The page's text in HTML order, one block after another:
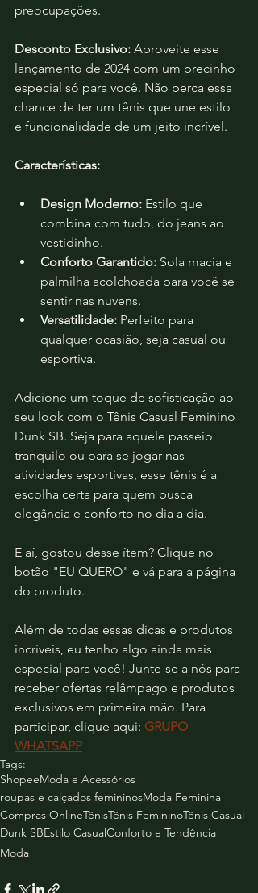
preocupações.
Desconto Exclusivo: Aproveite esse
lançamento de 2024 com um precinho
especial só para você. Não perca essa
chance de ter um tênis que une estilo
e funcionalidade de um jeito incrível.
Características:
Design Moderno: Estilo que
combina com tudo, do jeans ao
vestidinho.
Conforto Garantido: Sola macia e
palmilha acolchoada para você se
sentir nas nuvens.
Versatilidade: Perfeito para
qualquer ocasião, seja casual ou
esportiva.
Adicione um toque de sofisticação ao
seu look com o Tênis Casual Feminino
Dunk SB. Seja para aquele passeio
tranquilo ou para se jogar nas
atividades esportivas, esse tênis é a
escolha certa para quem busca
elegância e conforto no dia a dia.
E aí, gostou desse ítem? Clique no
botão "EU QUERO" e vá para a página
do produto.
Além de todas essas dicas e produtos
incríveis, eu tenho algo ainda mais
especial para você! Junte-se a nós para
receber ofertas relâmpago e produtos
exclusivos em primeira mão. Para
participar, clique aqui: GRUPO
WHATSAPP
Tags:
ShopeeModa e Acessórios
roupas e calçados femininosModa Feminina
Compras OnlineTênisTênis FemininoTênis Casual
Dunk SBEstilo CasualConforto e Tendência
Moda